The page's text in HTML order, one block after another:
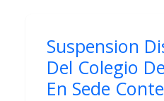
Suspension
Del Colegio
En Sede